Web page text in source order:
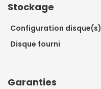
Stockage
Configuration disque(s)
Disque fourni
Garanties